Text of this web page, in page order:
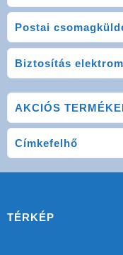
Postai
Biztosítás
AKCIÓS
Címkefelhő
TÉRKÉP